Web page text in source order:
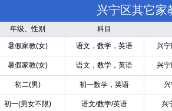
兴宁区其它家
年级、性别 科目
暑假家教(女) 语文，数学，英语 兴
暑假家教(女) 语文，数学，英语 兴
初二(男) 初一数学，英语
初一(男女不限) 语文/数学/英语 兴